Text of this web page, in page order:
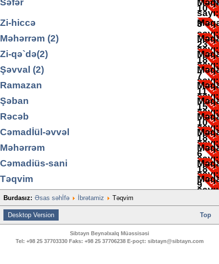
10
Səfər
3
Səfər ayına aid yazılar
3
Zi-hiccə
23
Məhərrəm (2)
18
Zi-qə`də(2)
7
Şəvval (2)
11
Ramazan
15
Şəban
10
Rəcəb
18
Cəmadİül-əvvəl
6
Məhərrəm
18
Cəmadiüs-sani
9
Təqvim
Burdasız: Əsas səhİfə İbrətamiz Təqvim
Desktop Version Top
Sibtəyn Beynəlxalq Müəssisəsi
Tel: +98 25 37703330 Faks: +98 25 37706238 E-poçt: sibtayn@sibtayn.com